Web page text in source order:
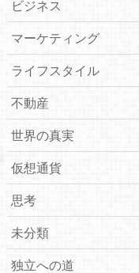
ビジネス
マーケティング
ライフスタイル
不動産
世界の真実
仮想通貨
思考
未分類
独立への道